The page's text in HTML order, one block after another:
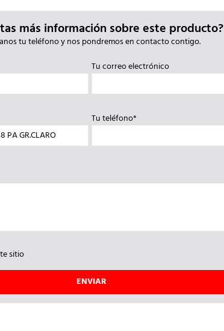
más información sobre este producto?
tu teléfono y nos pondremos en contacto contigo.
Tu correo electrónico
Tu teléfono*
sitio